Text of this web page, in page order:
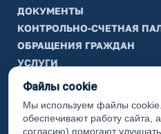
ДОКУМЕНТЫ
КОНТРОЛЬНО-СЧЕТНАЯ
ОБРАЩЕНИЯ ГРАЖДАН
УСЛУГИ
ТИК
ИНФОРМАЦИЯ
Законодательная карта
Файлы cookie
Мы используем файлы
обеспечивают работу сайта,
согласию) помогают